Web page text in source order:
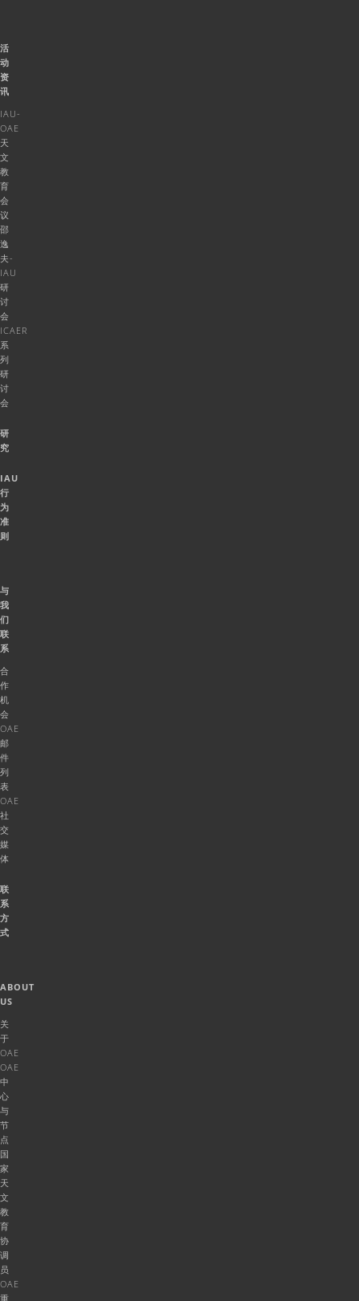
活
动
资
讯
IAU-
OAE
天
文
教
育
会
议
邵
逸
夫-
IAU
研
讨
会
ICAER
系
列
研
讨
会
研
究
IAU
行
为
准
则
与
我
们
联
系
合
作
机
会
OAE
邮
件
列
表
OAE
社
交
媒
体
联
系
方
式
ABOUT
US
关
于
OAE
OAE
中
心
与
节
点
国
家
天
文
教
育
协
调
员
OAE
重